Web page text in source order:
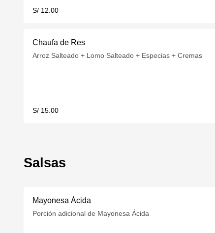
S/ 12.00
Chaufa de Res
Arroz Salteado + Lomo Salteado + Especias + Cremas
S/ 15.00
Salsas
Mayonesa Ácida
Porción adicional de Mayonesa Ácida